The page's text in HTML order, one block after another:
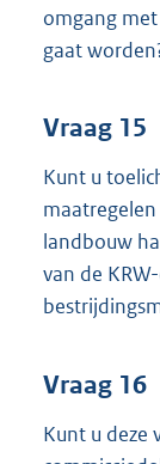
omgang
gaat
Vraag 15
Kunt u
landbouw
van de
Vraag 16
Kunt u deze